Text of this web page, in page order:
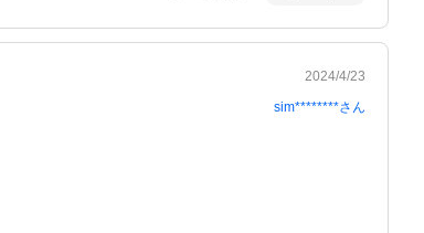
2024/4/23
sim********さん